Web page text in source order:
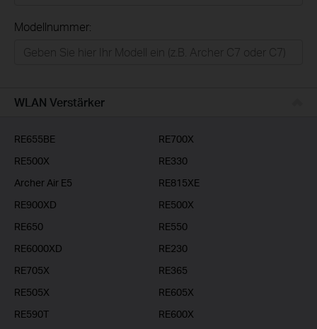
Businessanwender
Modellnummer:
WLAN Verstärker
RE655BE
RE700X
RE500X
RE330
Archer Air E5
RE815XE
RE900XD
RE500X
RE650
RE550
RE6000XD
RE230
RE705X
RE365
RE505X
RE605X
RE590T
RE600X